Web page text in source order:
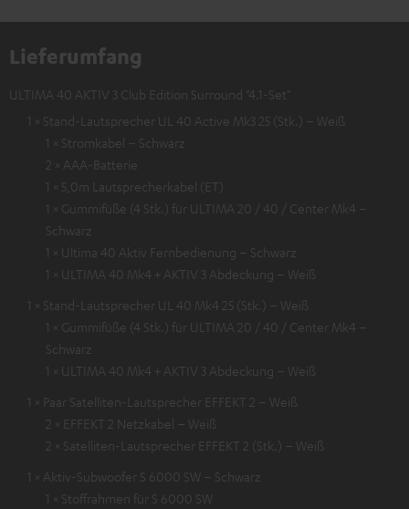
Lieferumfang
ULTIMA 40 AKTIV 3 Club Edition Surround "4.1-Set"
1 × Stand-Lautsprecher UL 40 Active Mk3 25 (Stk.) – Weiß
1 × Stromkabel – Schwarz
2 × AAA-Batterie
1 × 5,0m Lautsprecherkabel (ET)
1 × Gummifüße (4 Stk.) für ULTIMA 20 / 40 / Center Mk4 –
Schwarz
1 × Ultima 40 Aktiv Fernbedienung – Schwarz
1 × ULTIMA 40 Mk4 + AKTIV 3 Abdeckung – Weiß
1 × Stand-Lautsprecher UL 40 Mk4 25 (Stk.) – Weiß
1 × Gummifüße (4 Stk.) für ULTIMA 20 / 40 / Center Mk4 –
Schwarz
1 × ULTIMA 40 Mk4 + AKTIV 3 Abdeckung – Weiß
1 × Paar Satelliten-Lautsprecher EFFEKT 2 – Weiß
2 × EFFEKT 2 Netzkabel – Weiß
2 × Satelliten-Lautsprecher EFFEKT 2 (Stk.) – Weiß
1 × Aktiv-Subwoofer S 6000 SW – Schwarz
1 × Stoffrahmen für S 6000 SW